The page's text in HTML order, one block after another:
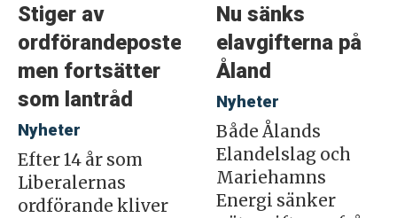
Stiger av
ordförandeposten
men fortsätter
som lantråd
Nyheter
Efter 14 år som
Liberalernas
ordförande kliver
Nu sänks
elavgifterna på
Åland
Nyheter
Både Ålands
Elandelslag och
Mariehamns
Energi sänker